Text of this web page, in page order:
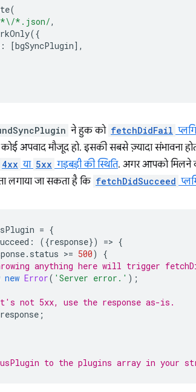
(
*.json/,
({
: [bgSyncPlugin],
ने हुक को fetchDidFail
अपवाद मौजूद हो. इसकी सबसे ज़्यादा संभावना
4xx या 5xx गड़बड़ी की स्थिति. अगर आपको मिलने
लगाया जा सकता है कि fetchDidSucceed
= {
: ({response}) => {
. status >= 500)
{
anything here will trigger
new Error( 'Server error.' );
not 5xx, use the response as-is.
response ;
to the plugins array in your